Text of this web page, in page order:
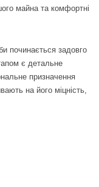
майна та комфортні
починається задовго
є детальне
призначення
на його міцність,